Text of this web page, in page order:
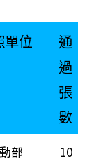
單位
通
過
張
數
部 10